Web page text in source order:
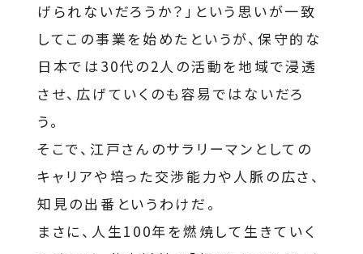
げられないだろうか？」という思いが一致
してこの事業を始めたというが、保守的な
日本では30代の2人の活動を地域で浸透
させ、広げていくのも容易ではないだろ
う。
そこで、江戸さんのサラリーマンとしての
キャリアや培った交渉能力や人脈の広さ、
知見の出番というわけだ。
まさに、人生100年を燃焼して生きていく